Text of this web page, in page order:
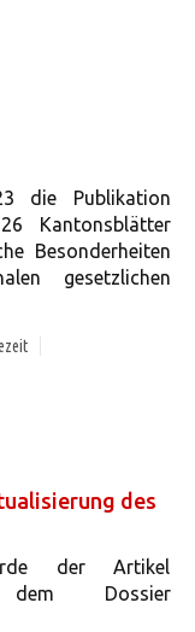
die Publikation
Kantonsblätter
Besonderheiten
gesetzlichen
des
der Artikel
dem Dossier